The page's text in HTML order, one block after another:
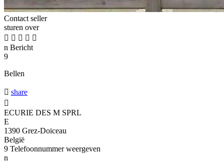
Contact seller
sturen over
    
n Bericht
9
Bellen
 share

ECURIE DES M SPRL
E
1390 Grez-Doiceau
België
9 Telefoonnummer weergeven
n